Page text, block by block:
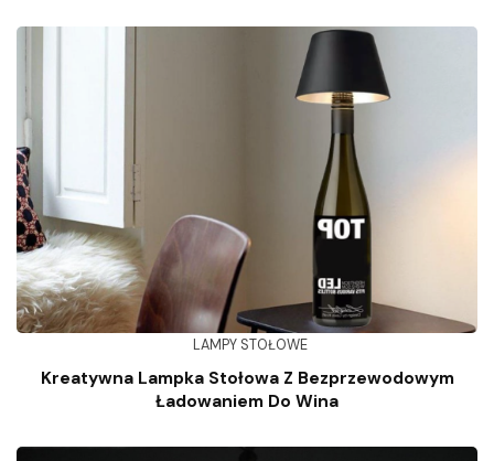
LAMPY STOŁOWE
Kreatywna Lampka Stołowa Z Bezprzewodowym
Ładowaniem Do Wina